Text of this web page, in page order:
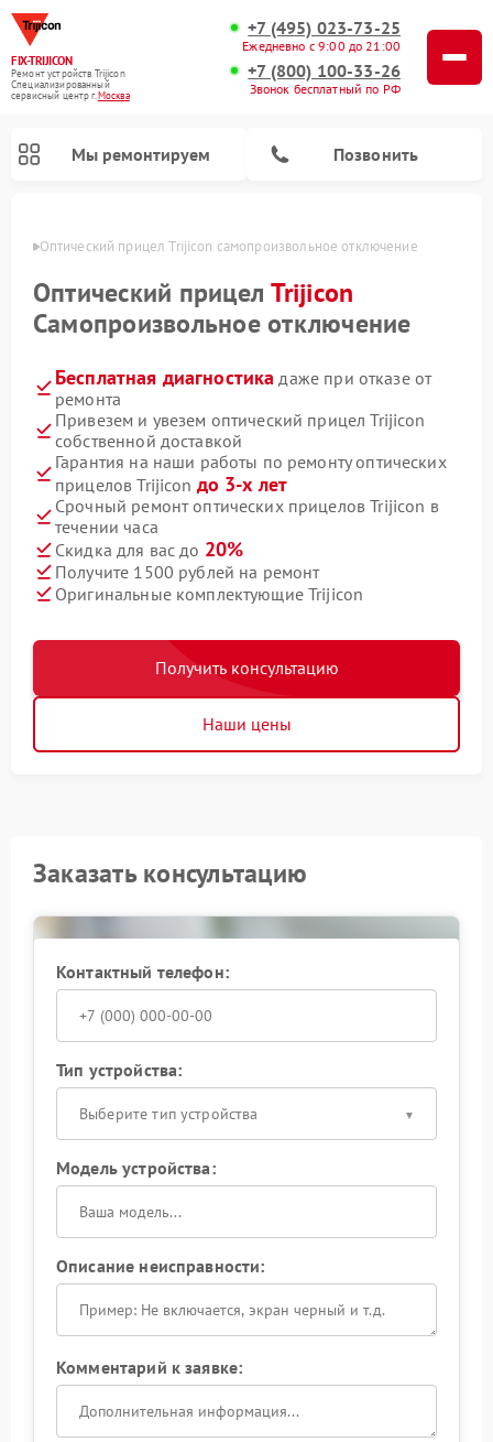
FIX-TRIJICON
Ремонт устройств Trijicon
Специализированный
cервисный центр г.Москва
+7 (495) 023-73-25
Ежедневно с 9:00 до 21:00
+7 (800) 100-33-26
Звонок бесплатный по РФ
Мы ремонтируем Позвонить
Оптический прицел Trijicon самопроизвольное отключение
Оптический прицелTrijicon
Самопроизвольное отключение
Бесплатная диагностика даже при отказе от
ремонта
Привезем и увезем оптический прицел Trijicon
собственной доставкой
Гарантия на наши работы по ремонту оптических
прицелов Trijicon до 3-х лет
Срочный ремонт оптических прицелов Trijicon в
течении часа
Скидка для вас до 20%
Получите 1500 рублей на ремонт
Оригинальные комплектующие Trijicon
Получить консультацию
Наши цены
Заказать консультацию
Контактный телефон:
Тип устройства:
Выберите тип устройства
Модель устройства:
Описание неисправности:
Комментарий к заявке: